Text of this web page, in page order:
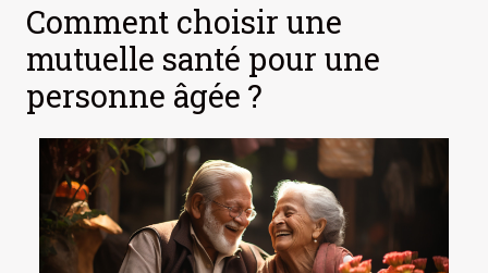
Comment choisir une
mutuelle santé pour une
personne âgée ?